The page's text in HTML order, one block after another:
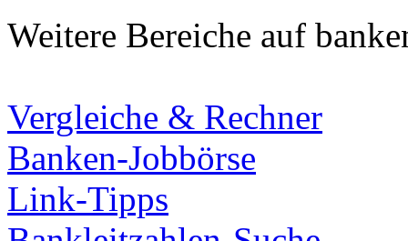
Weitere Bereiche auf
Vergleiche & Rechner
Banken-Jobbörse
Link-Tipps